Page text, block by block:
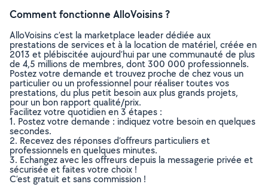
Comment fonctionne AlloVoisins ?
AlloVoisins c’est la marketplace leader dédiée aux
prestations de services et à la location de matériel, créée en
2013 et plébiscitée aujourd’hui par une communauté de plus
de 4,5 millions de membres, dont 300 000 professionnels.
Postez votre demande et trouvez proche de chez vous un
particulier ou un professionnel pour réaliser toutes vos
prestations, du plus petit besoin aux plus grands projets,
pour un bon rapport qualité/prix.
Facilitez votre quotidien en 3 étapes :
1. Postez votre demande : indiquez votre besoin en quelques
secondes.
2. Recevez des réponses d’offreurs particuliers et
professionnels en quelques minutes.
3. Echangez avec les offreurs depuis la messagerie privée et
sécurisée et faites votre choix !
C’est gratuit et sans commission !